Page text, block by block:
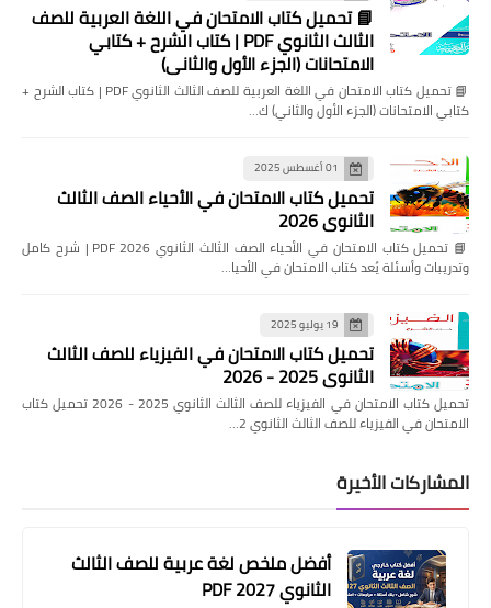
📘 تحميل كتاب الامتحان في اللغة العربية للصف
الثالث الثانوي PDF | كتاب الشرح + كتابي
الامتحانات (الجزء الأول والثاني)
📘 تحميل كتاب الامتحان في اللغة العربية للصف الثالث الثانوي PDF | كتاب الشرح +
كتابي الامتحانات (الجزء الأول والثاني) ك…
01 أغسطس 2025
تحميل كتاب الامتحان في الأحياء الصف الثالث
الثانوي 2026
📘 تحميل كتاب الامتحان في الأحياء الصف الثالث الثانوي 2026 PDF | شرح كامل
وتدريبات وأسئلة يُعد كتاب الامتحان في الأحيا…
19 يوليو 2025
تحميل كتاب الامتحان في الفيزياء للصف الثالث
الثانوي 2025 - 2026
تحميل كتاب الامتحان في الفيزياء للصف الثالث الثانوي 2025 - 2026 تحميل كتاب
الامتحان في الفيزياء للصف الثالث الثانوي 2…
المشاركات الأخيرة
أفضل ملخص لغة عربية للصف الثالث
الثانوي 2027 PDF